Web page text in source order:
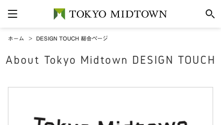
ホーム DESIGN TOUCH 総合ページ
About Tokyo Midtown DESIGN TOUCH